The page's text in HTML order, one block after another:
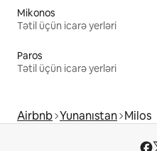
Mikonos
Tətil üçün icarə yerləri
Paros
Tətil üçün icarə yerləri
Airbnb Yunanıstan Milos